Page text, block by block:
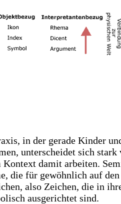
in der gerade Kinder
unterscheidet sich stark
damit arbeiten.
die für gewöhnlich auf
also Zeichen, die in
ausgerichtet sind.